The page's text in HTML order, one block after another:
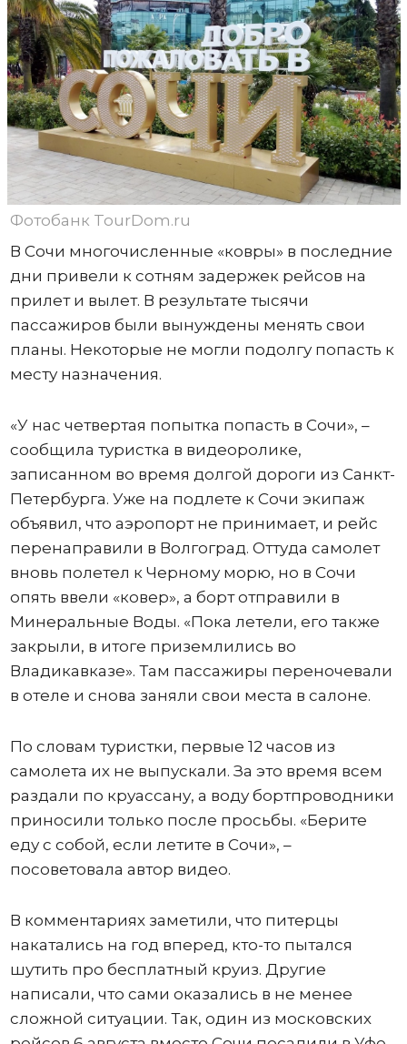
Фотобанк TourDom.ru
В Сочи многочисленные «ковры» в последние
дни привели к сотням задержек рейсов на
прилет и вылет. В результате тысячи
пассажиров были вынуждены менять свои
планы. Некоторые не могли подолгу попасть к
месту назначения.
«У нас четвертая попытка попасть в Сочи», –
сообщила туристка в видеоролике,
записанном во время долгой дороги из Санкт-
Петербурга. Уже на подлете к Сочи экипаж
объявил, что аэропорт не принимает, и рейс
перенаправили в Волгоград. Оттуда самолет
вновь полетел к Черному морю, но в Сочи
опять ввели «ковер», а борт отправили в
Минеральные Воды. «Пока летели, его также
закрыли, в итоге приземлились во
Владикавказе». Там пассажиры переночевали
в отеле и снова заняли свои места в салоне.
По словам туристки, первые 12 часов из
самолета их не выпускали. За это время всем
раздали по круассану, а воду бортпроводники
приносили только после просьбы. «Берите
еду с собой, если летите в Сочи», –
посоветовала автор видео.
В комментариях заметили, что питерцы
накатались на год вперед, кто-то пытался
шутить про бесплатный круиз. Другие
написали, что сами оказались в не менее
сложной ситуации. Так, один из московских